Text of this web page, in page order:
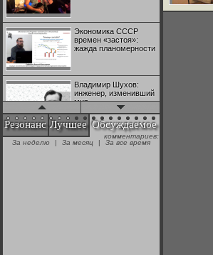
Экономика СССР
времен «застоя»:
жажда планомерности
Владимир Шухов:
инженер, изменивший
мир
"Аркадий Коц" на
эгалите-фесте "Не
Резонанс Лучшее Обсуждаемое
комментариев:
За неделю
| За месяц | За все время